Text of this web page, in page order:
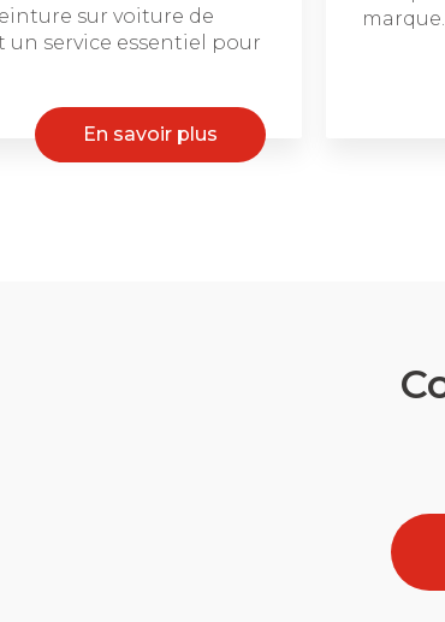
sur voiture de
un service essentiel pour
En savoir plus
marque....